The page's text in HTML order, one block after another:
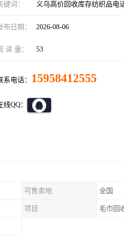
键词： 义乌高价回收库存纺织品电
布日期： 2026-08-06
读 量： 53
系电话： 15958412555
线QQ：
可售卖地 全国
项目 毛巾回